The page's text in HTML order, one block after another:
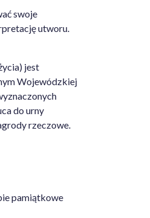
swoje
utworu.
jest
Wojewódzkiej
do urny
rzeczowe.
pamiątkowe